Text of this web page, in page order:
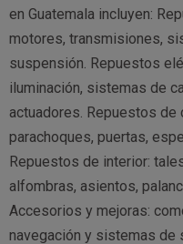
en Guatemala incluyen:
motores, transmisiones,
suspensión. Repuestos
iluminación, sistemas de
actuadores. Repuestos de
parachoques, puertas,
Repuestos de interior:
alfombras, asientos,
Accesorios y mejoras:
navegación y sistemas de